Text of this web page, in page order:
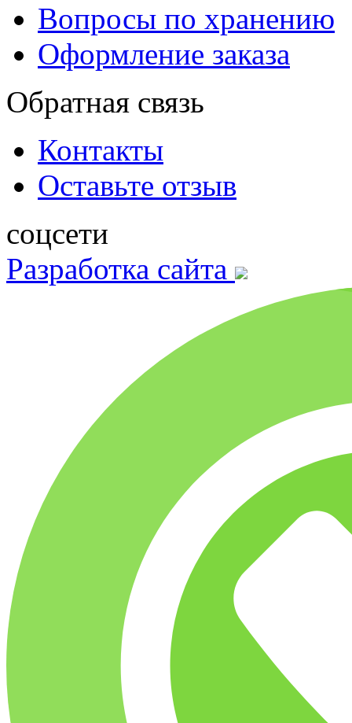
Вопросы по хранению
Оформление заказа
Обратная связь
Контакты
Оставьте отзыв
соцсети
Разработка сайта